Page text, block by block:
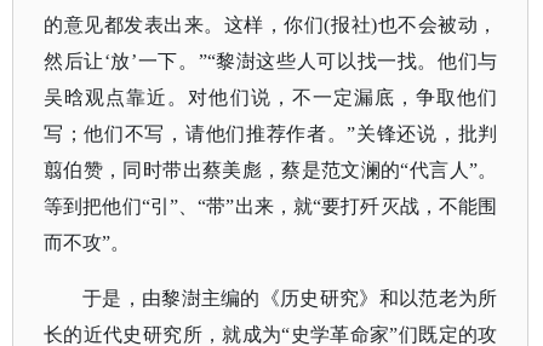
的意见都发表出来。这样，你们(报社)也不会被动，
然后让‘放’一下。”“黎澍这些人可以找一找。他们与
吴晗观点靠近。对他们说，不一定漏底，争取他们
写；他们不写，请他们推荐作者。”关锋还说，批判
翦伯赞，同时带出蔡美彪，蔡是范文澜的“代言人”。
等到把他们“引”、“带”出来，就“要打歼灭战，不能围
而不攻”。
于是，由黎澍主编的《历史研究》和以范老为所
长的近代史研究所，就成为“史学革命家”们既定的攻